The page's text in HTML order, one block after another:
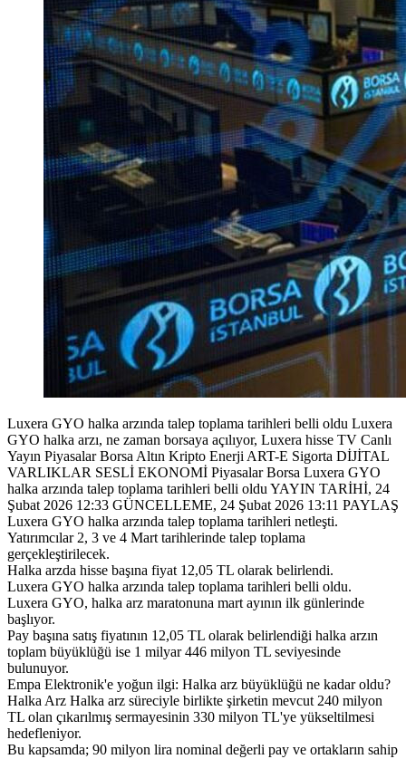
Luxera GYO halka arzında talep toplama tarihleri belli oldu Luxera
GYO halka arzı, ne zaman borsaya açılıyor, Luxera hisse TV Canlı
Yayın Piyasalar Borsa Altın Kripto Enerji ART-E Sigorta DİJİTAL
VARLIKLAR SESLİ EKONOMİ Piyasalar Borsa Luxera GYO
halka arzında talep toplama tarihleri belli oldu YAYIN TARİHİ, 24
Şubat 2026 12:33 GÜNCELLEME, 24 Şubat 2026 13:11 PAYLAŞ
Luxera GYO halka arzında talep toplama tarihleri netleşti.
Yatırımcılar 2, 3 ve 4 Mart tarihlerinde talep toplama
gerçekleştirilecek.
Halka arzda hisse başına fiyat 12,05 TL olarak belirlendi.
Luxera GYO halka arzında talep toplama tarihleri belli oldu.
Luxera GYO, halka arz maratonuna mart ayının ilk günlerinde
başlıyor.
Pay başına satış fiyatının 12,05 TL olarak belirlendiği halka arzın
toplam büyüklüğü ise 1 milyar 446 milyon TL seviyesinde
bulunuyor.
Empa Elektronik'e yoğun ilgi: Halka arz büyüklüğü ne kadar oldu?
Halka Arz Halka arz süreciyle birlikte şirketin mevcut 240 milyon
TL olan çıkarılmış sermayesinin 330 milyon TL'ye yükseltilmesi
hedefleniyor.
Bu kapsamda; 90 milyon lira nominal değerli pay ve ortakların sahip